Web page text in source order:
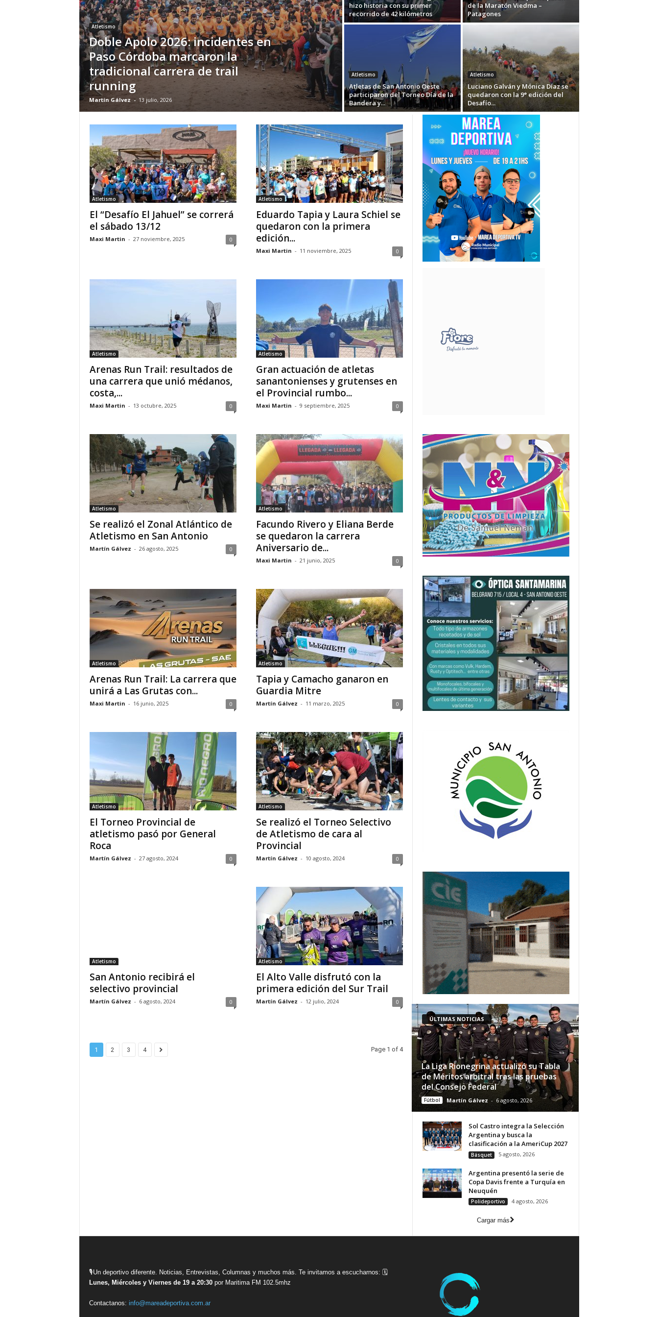
Atletismo
Doble Apolo 2026: incidentes en
Paso Córdoba marcaron la
tradicional carrera de trail
running
Martín Gálvez - 13 julio, 2026
hizo historia con su primer
recorrido de 42 kilómetros
de la Maratón Viedma –
Patagones
Atletismo
Atletas de San Antonio Oeste
participaron del Torneo Día de la
Bandera y...
Atletismo
Luciano Galván y Mónica Díaz se
quedaron con la 9° edición del
Desafío...
Atletismo
El “Desafío El Jahuel” se correrá
el sábado 13/12
Maxi Martin - 27 noviembre, 2025 0
Atletismo
Eduardo Tapia y Laura Schiel se
quedaron con la primera
edición...
Maxi Martin - 11 noviembre, 2025 0
Atletismo
Arenas Run Trail: resultados de
una carrera que unió médanos,
costa,...
Maxi Martin - 13 octubre, 2025 0
Atletismo
Gran actuación de atletas
sanantonienses y grutenses en
el Provincial rumbo...
Maxi Martin - 9 septiembre, 2025 0
Atletismo
Se realizó el Zonal Atlántico de
Atletismo en San Antonio
Martín Gálvez - 26 agosto, 2025 0
Atletismo
Facundo Rivero y Eliana Berde
se quedaron la carrera
Aniversario de...
Maxi Martin - 21 junio, 2025 0
Atletismo
Arenas Run Trail: La carrera que
unirá a Las Grutas con...
Maxi Martin - 16 junio, 2025 0
Atletismo
Tapia y Camacho ganaron en
Guardia Mitre
Martín Gálvez - 11 marzo, 2025 0
Atletismo
El Torneo Provincial de
atletismo pasó por General
Roca
Martín Gálvez - 27 agosto, 2024 0
Atletismo
Se realizó el Torneo Selectivo
de Atletismo de cara al
Provincial
Martín Gálvez - 10 agosto, 2024 0
Atletismo
San Antonio recibirá el
selectivo provincial
Martín Gálvez - 6 agosto, 2024 0
Atletismo
El Alto Valle disfrutó con la
primera edición del Sur Trail
Martín Gálvez - 12 julio, 2024 0
1 2 3 4 Page 1 of 4
ÚLTIMAS NOTICIAS
La Liga Rionegrina actualizó su Tabla
de Méritos arbitral tras las pruebas
del Consejo Federal
Fútbol Martín Gálvez - 6 agosto, 2026
Sol Castro integra la Selección
Argentina y busca la
clasificación a la AmeriCup 2027
Básquet 5 agosto, 2026
Argentina presentó la serie de
Copa Davis frente a Turquía en
Neuquén
Polideportivo 4 agosto, 2026
Cargar más
🎙Un deportivo diferente. Noticias, Entrevistas, Columnas y muchos más. Te invitamos a escucharnos: 🗓
Lunes, Miércoles y Viernes de 19 a 20:30por Maritima FM 102.5mhz
Contactanos: info@mareadeportiva.com.ar